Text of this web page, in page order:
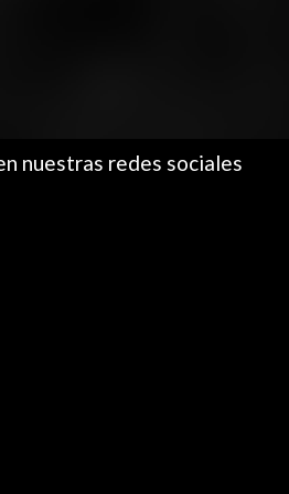
nuestras redes sociales